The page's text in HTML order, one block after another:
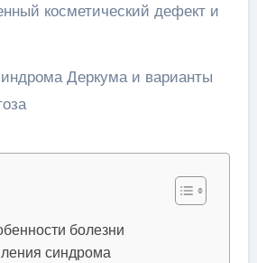
косметический дефект и
болезни
синдрома